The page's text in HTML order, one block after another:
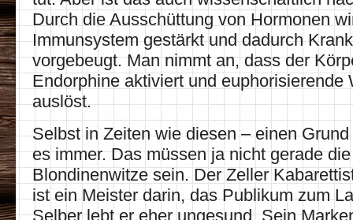
Durch die Ausschüttung von Hormonen
Immunsystem gestärkt und dadurch
vorgebeugt. Man nimmt an, dass der
Endorphine aktiviert und euphorisierende
auslöst.
Selbst in Zeiten wie diesen – einen
es immer. Das müssen ja nicht gerade
Blondinenwitze sein. Der Zeller
ist ein Meister darin, das Publikum zum
Selber lebt er eher ungesund. Sein